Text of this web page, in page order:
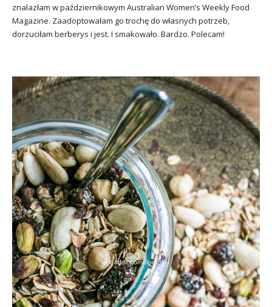
znalazłam w październikowym Australian Women’s Weekly Food
Magazine. Zaadoptowałam go trochę do własnych potrzeb,
dorzuciłam berberys i jest. I smakowało. Bardzo. Polecam!